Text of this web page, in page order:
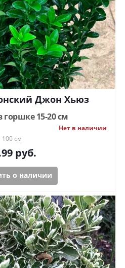
Джон Хьюз
горшке 15-20 см
Нет в наличии
100 см
руб.
о наличии